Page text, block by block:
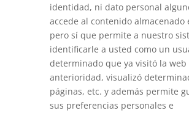
identidad, ni dato personal
accede al contenido almacenado
pero sí que permite a nuestro
identificarle a usted como un
determinado que ya visitó la web
anterioridad, visualizó
páginas, etc. y además permite
sus preferencias personales e